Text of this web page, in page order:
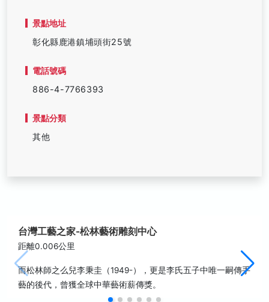
景點地址
彰化縣鹿港鎮埔頭街25號
電話號碼
886-4-7766393
景點分類
其他
台灣工藝之家-松林藝術雕刻中心
距離0.006公里
而松林師之么兒李秉圭（1949-），更是李氏五子中唯一嗣傳手
藝的後代，曾獲全球中華藝術薪傳獎。